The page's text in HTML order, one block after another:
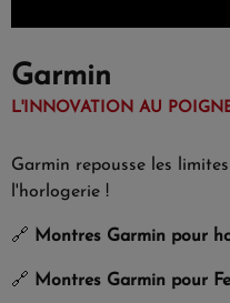
Garmin
L'INNOVATION AU
Garmin repousse les
l'horlogerie !
🔗 Montres Garmin pour
🔗 Montres Garmin pour